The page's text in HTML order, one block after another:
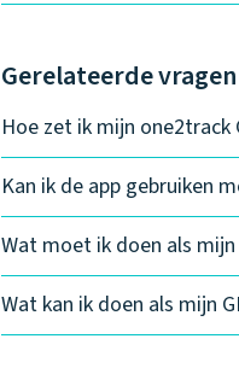
Gerelateerde vragen
Hoe zet ik mijn one2track
Kan ik de app gebruiken
Wat moet ik doen als
Wat kan ik doen als mijn